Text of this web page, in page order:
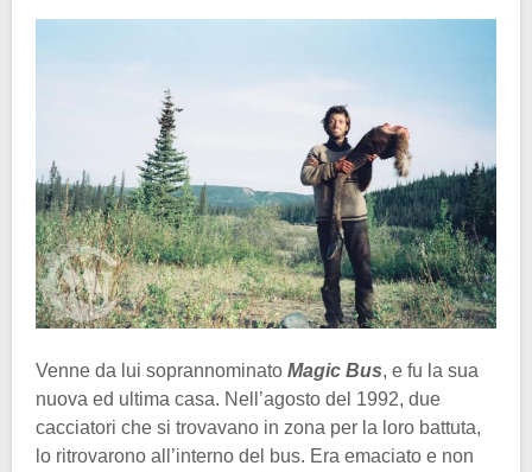
Venne da lui soprannominato Magic Bus, e fu la sua
nuova ed ultima casa. Nell’agosto del 1992, due
cacciatori che si trovavano in zona per la loro battuta,
lo ritrovarono all’interno del bus. Era emaciato e non